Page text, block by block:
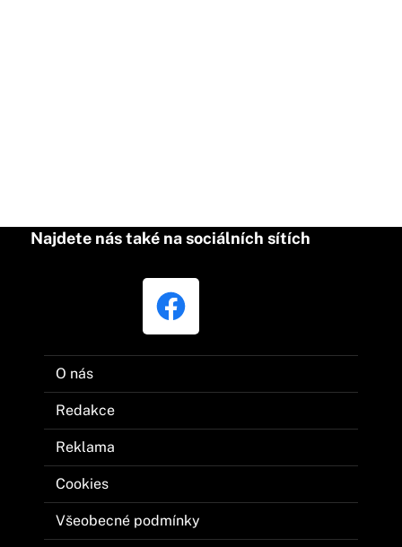
Najdete nás také na sociálních sítích
O nás
Redakce
Reklama
Cookies
Všeobecné podmínky